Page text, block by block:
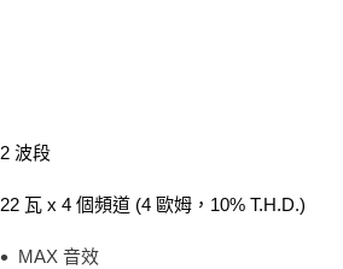
2 波段
22 瓦 x 4 個頻道 (4 歐姆，10% T.H.D.)
MAX 音效